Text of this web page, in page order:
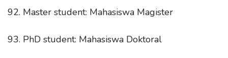
92. Master student: Mahasiswa Magister
93. PhD student: Mahasiswa Doktoral